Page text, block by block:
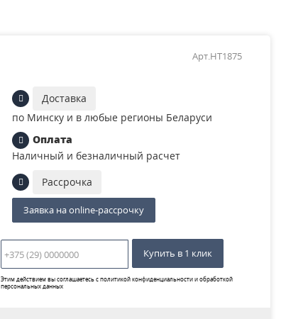
Арт.HT1875
Доставка
по Минску и в любые регионы Беларуси
Оплата
Наличный и безналичный расчет
Рассрочка
Заявка на online-рассрочку
Купить в 1 клик
Этим действием вы соглашаетесь сполитикой конфиденциальности и обработкой
персональных данных